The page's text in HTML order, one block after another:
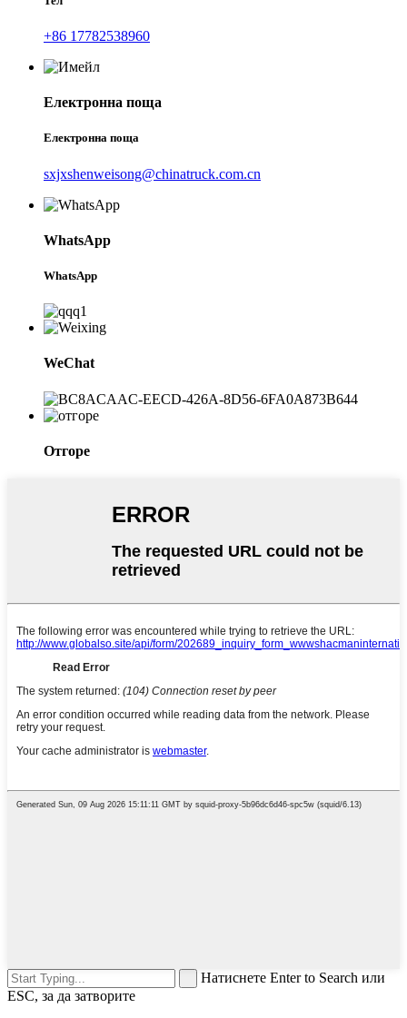
+86 17782538960
Електронна поща
Електронна поща
sxjxshenweisong@chinatruck.com.cn
WhatsApp
WhatsApp
WeChat
Отгоре
Натиснете Enter to Search или
ESC, за да затворите